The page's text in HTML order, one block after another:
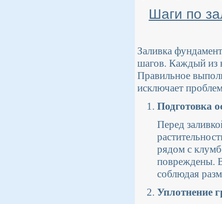
Шаги по
Заливка
шагов. Каждый из
Правильное
исключает
Подготовка
Перед
рядом с
повреждены.
соблюдая
Уплотнение